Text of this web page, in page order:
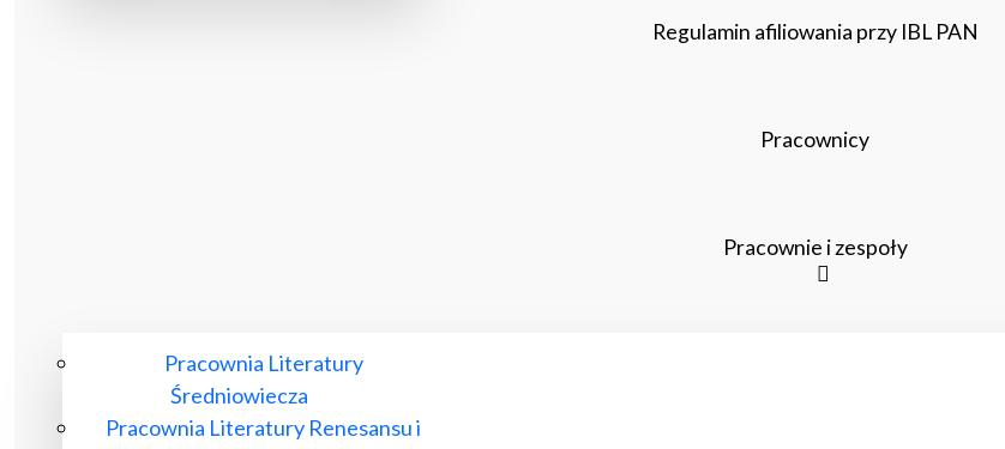
Regulamin afiliowania przy IBL PAN
Pracownicy
Pracownie i zespoły
Pracownia Literatury
Średniowiecza
Pracownia Literatury Renesansu i